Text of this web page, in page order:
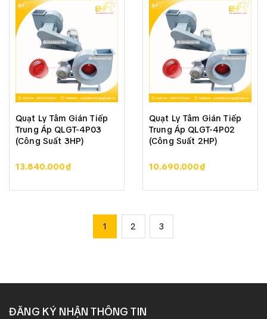
Quạt Ly Tâm Gián Tiếp
Trung Áp QLGT-4P03
(Công Suất 3HP)
13.840.000₫
Quạt Ly Tâm Gián Tiếp
Trung Áp QLGT-4P02
(Công Suất 2HP)
10.690.000₫
1 2 3
ĐĂNG KÝ NHẬN THÔNG TIN